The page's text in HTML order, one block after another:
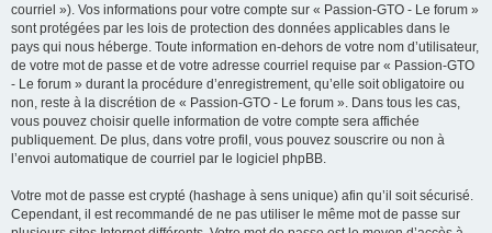
courriel »). Vos informations pour votre compte sur « Passion-GTO - Le forum »
sont protégées par les lois de protection des données applicables dans le
pays qui nous héberge. Toute information en-dehors de votre nom d’utilisateur,
de votre mot de passe et de votre adresse courriel requise par « Passion-GTO
- Le forum » durant la procédure d’enregistrement, qu’elle soit obligatoire ou
non, reste à la discrétion de « Passion-GTO - Le forum ». Dans tous les cas,
vous pouvez choisir quelle information de votre compte sera affichée
publiquement. De plus, dans votre profil, vous pouvez souscrire ou non à
l’envoi automatique de courriel par le logiciel phpBB.
Votre mot de passe est crypté (hashage à sens unique) afin qu’il soit sécurisé.
Cependant, il est recommandé de ne pas utiliser le même mot de passe sur